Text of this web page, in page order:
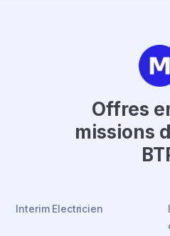
Offres
missions
Interim Electricien